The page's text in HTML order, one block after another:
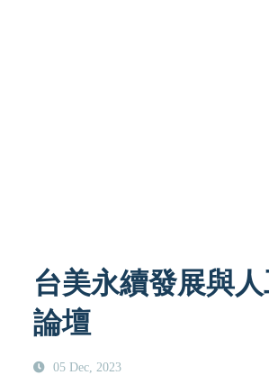
台美永續發展與
論壇
05 Dec, 2023